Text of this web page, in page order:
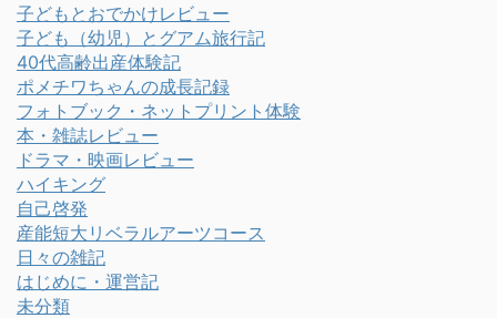
子どもとおでかけレビュー
子ども（幼児）とグアム旅行記
40代高齢出産体験記
ポメチワちゃんの成長記録
フォトブック・ネットプリント体験
本・雑誌レビュー
ドラマ・映画レビュー
ハイキング
自己啓発
産能短大リベラルアーツコース
日々の雑記
はじめに・運営記
未分類